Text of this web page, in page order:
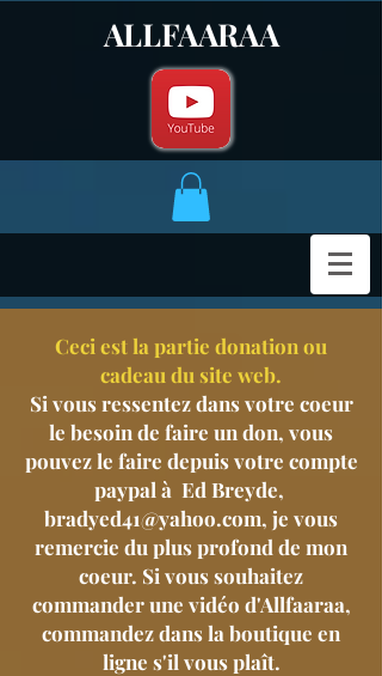
ALLFAARAA
Ceci est la partie donation ou
cadeau du site web.
Si vous ressentez dans votre coeur
le besoin de faire un don, vous
pouvez le faire depuis votre compte
paypal à Ed Breyde,
bradyed41@yahoo.com, je vous
remercie du plus profond de mon
coeur. Si vous souhaitez
commander une vidéo d'Allfaaraa,
commandez dans la boutique en
ligne s'il vous plaît.